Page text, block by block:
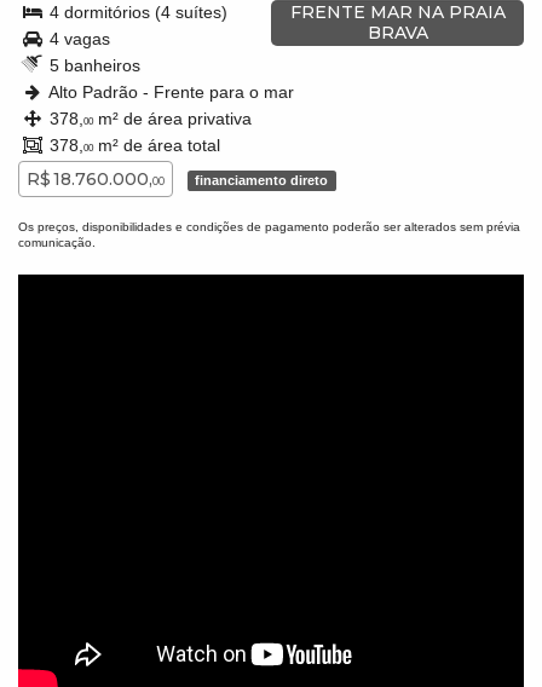
FRENTE MAR NA PRAIA
BRAVA
4 dormitórios (4 suítes)
4 vagas
5 banheiros
Alto Padrão - Frente para o mar
378, 00m² de área privativa
378, 00m² de área total
R$ 18.760.000,00 financiamento direto
Os preços, disponibilidades e condições de pagamento poderão ser alterados sem prévia
comunicação.